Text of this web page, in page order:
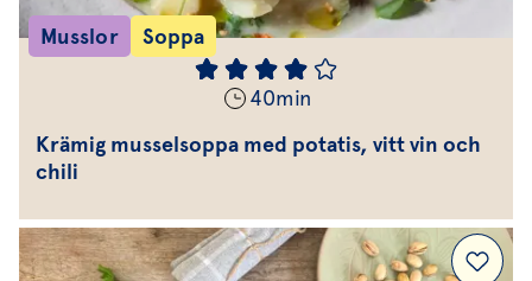
Musslor Soppa
40min
Krämig musselsoppa med potatis, vitt vin och
chili